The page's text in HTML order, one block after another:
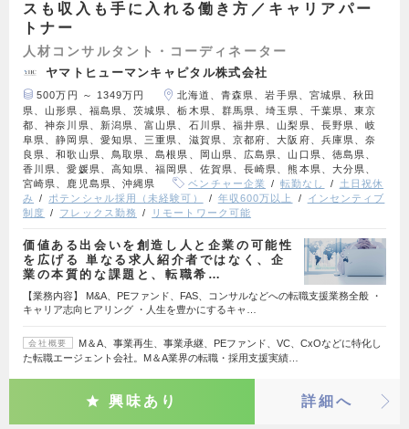
スも収入も手に入れる働き方／キャリアパー
トナー
人材コンサルタント・コーディネーター
ヤマトヒューマンキャピタル株式会社
500万円 ～ 1349万円
北海道、青森県、岩手県、宮城県、秋田
県、山形県、福島県、茨城県、栃木県、群馬県、埼玉県、千葉県、東京
都、神奈川県、新潟県、富山県、石川県、福井県、山梨県、長野県、岐
阜県、静岡県、愛知県、三重県、滋賀県、京都府、大阪府、兵庫県、奈
良県、和歌山県、鳥取県、島根県、岡山県、広島県、山口県、徳島県、
香川県、愛媛県、高知県、福岡県、佐賀県、長崎県、熊本県、大分県、
宮崎県、鹿児島県、沖縄県
ベンチャー企業 転勤なし
土日祝休
み
ポテンシャル採用（未経験可） 年収600万以上
インセンティブ
制度
フレックス勤務 リモートワーク可能
価値ある出会いを創造し人と企業の可能性
を広げる 単なる求人紹介者ではなく、企
業の本質的な課題と、転職希…
【業務内容】 M&A、PEファンド、FAS、コンサルなどへの転職支援業務全般 ・
キャリア志向ヒアリング ・人生を豊かにするキャ…
会社概要
M＆A、事業再生、事業承継、PEファンド、VC、CxOなどに特化し
た転職エージェント会社。M＆A業界の転職・採用支援実績…
興味あり 詳細へ